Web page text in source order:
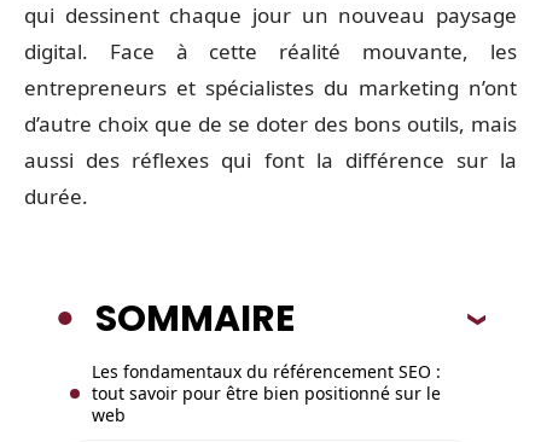
qui dessinent chaque jour un nouveau paysage
digital. Face à cette réalité mouvante, les
entrepreneurs et spécialistes du marketing n’ont
d’autre choix que de se doter des bons outils, mais
aussi des réflexes qui font la différence sur la
durée.
SOMMAIRE
Les fondamentaux du référencement SEO :
tout savoir pour être bien positionné sur le
web